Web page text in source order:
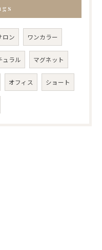
ロン ワンカラー
ュラル マグネット
オフィス ショート